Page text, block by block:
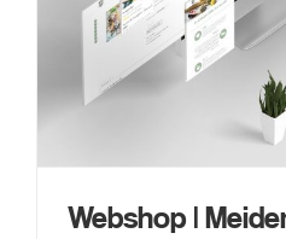
Webshop |